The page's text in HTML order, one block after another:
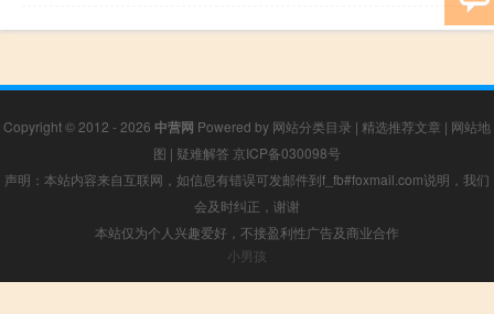
Copyright © 2012 - 2026 中营网 Powered by 网站分类目录 | 精选推荐文章 | 网站地
图 | 疑难解答 京ICP备030098号
声明：本站内容来自互联网，如信息有错误可发邮件到f_fb#foxmail.com说明，我们
会及时纠正，谢谢
本站仅为个人兴趣爱好，不接盈利性广告及商业合作
小男孩